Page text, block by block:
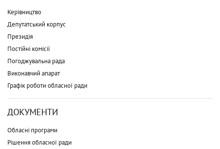
Керівництво
Депутатський корпус
Президія
Постійні комісії
Погоджувальна рада
Виконавчий апарат
Графік роботи обласної ради
ДОКУМЕНТИ
Обласні програми
Рішення обласної ради